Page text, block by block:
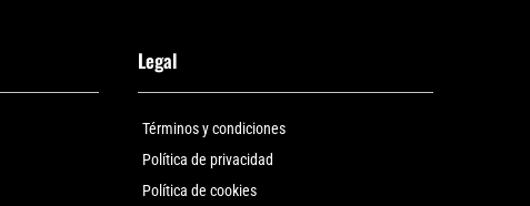
Legal
Términos y condiciones
Política de privacidad
Política de cookies